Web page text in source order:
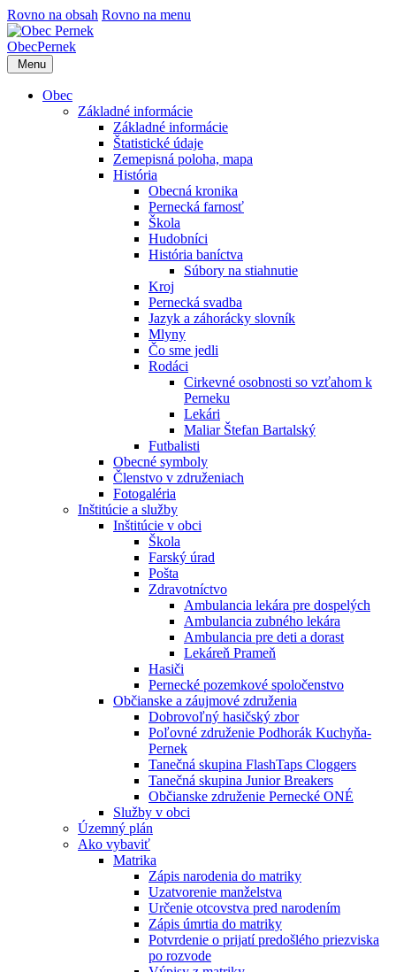
Rovno na obsah Rovno na menu
ObecPernek
Menu
Obec
Základné informácie
Základné informácie
Štatistické údaje
Zemepisná poloha, mapa
História
Obecná kronika
Pernecká farnosť
Škola
Hudobníci
História baníctva
Súbory na stiahnutie
Kroj
Pernecká svadba
Jazyk a záhorácky slovník
Mlyny
Čo sme jedli
Rodáci
Cirkevné osobnosti so vzťahom k
Perneku
Lekári
Maliar Štefan Bartalský
Futbalisti
Obecné symboly
Členstvo v združeniach
Fotogaléria
Inštitúcie a služby
Inštitúcie v obci
Škola
Farský úrad
Pošta
Zdravotníctvo
Ambulancia lekára pre dospelých
Ambulancia zubného lekára
Ambulancia pre deti a dorast
Lekáreň Prameň
Hasiči
Pernecké pozemkové spoločenstvo
Občianske a záujmové združenia
Dobrovoľný hasičský zbor
Poľovné združenie Podhorák Kuchyňa-
Pernek
Tanečná skupina FlashTaps Cloggers
Tanečná skupina Junior Breakers
Občianske združenie Pernecké ONÉ
Služby v obci
Územný plán
Ako vybaviť
Matrika
Zápis narodenia do matriky
Uzatvorenie manželstva
Určenie otcovstva pred narodením
Zápis úmrtia do matriky
Potvrdenie o prijatí predošlého priezviska
po rozvode